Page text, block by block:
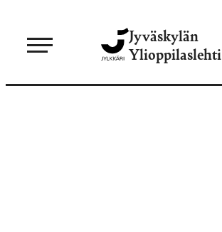
sisältöön
Jyväskylän
Ylioppilaslehti